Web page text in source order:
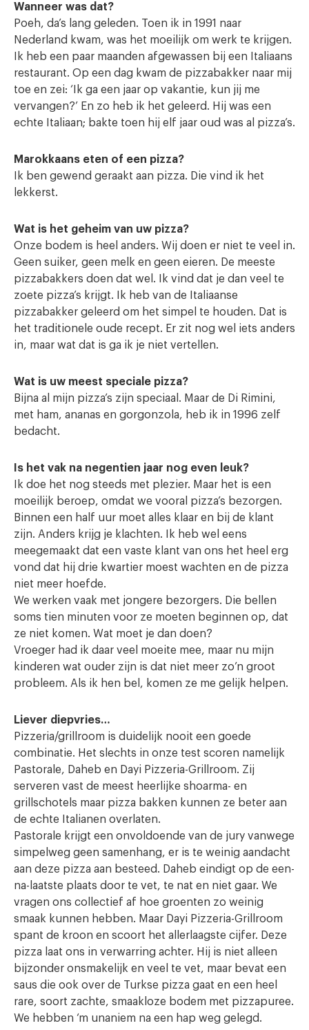
Wanneer was dat?
Poeh, da’s lang geleden. Toen ik in 1991 naar
Nederland kwam, was het moeilijk om werk te krijgen.
Ik heb een paar maanden afgewassen bij een Italiaans
restaurant. Op een dag kwam de pizzabakker naar mij
toe en zei: ‘Ik ga een jaar op vakantie, kun jij me
vervangen?’ En zo heb ik het geleerd. Hij was een
echte Italiaan; bakte toen hij elf jaar oud was al pizza’s.
Marokkaans eten of een pizza?
Ik ben gewend geraakt aan pizza. Die vind ik het
lekkerst.
Wat is het geheim van uw pizza?
Onze bodem is heel anders. Wij doen er niet te veel in.
Geen suiker, geen melk en geen eieren. De meeste
pizzabakkers doen dat wel. Ik vind dat je dan veel te
zoete pizza’s krijgt. Ik heb van de Italiaanse
pizzabakker geleerd om het simpel te houden. Dat is
het traditionele oude recept. Er zit nog wel iets anders
in, maar wat dat is ga ik je niet vertellen.
Wat is uw meest speciale pizza?
Bijna al mijn pizza’s zijn speciaal. Maar de Di Rimini,
met ham, ananas en gorgonzola, heb ik in 1996 zelf
bedacht.
Is het vak na negentien jaar nog even leuk?
Ik doe het nog steeds met plezier. Maar het is een
moeilijk beroep, omdat we vooral pizza’s bezorgen.
Binnen een half uur moet alles klaar en bij de klant
zijn. Anders krijg je klachten. Ik heb wel eens
meegemaakt dat een vaste klant van ons het heel erg
vond dat hij drie kwartier moest wachten en de pizza
niet meer hoefde.
We werken vaak met jongere bezorgers. Die bellen
soms tien minuten voor ze moeten beginnen op, dat
ze niet komen. Wat moet je dan doen?
Vroeger had ik daar veel moeite mee, maar nu mijn
kinderen wat ouder zijn is dat niet meer zo’n groot
probleem. Als ik hen bel, komen ze me gelijk helpen.
Liever diepvries…
Pizzeria/grillroom is duidelijk nooit een goede
combinatie. Het slechts in onze test scoren namelijk
Pastorale, Daheb en Dayi Pizzeria-Grillroom. Zij
serveren vast de meest heerlijke shoarma- en
grillschotels maar pizza bakken kunnen ze beter aan
de echte Italianen overlaten.
Pastorale krijgt een onvoldoende van de jury vanwege
simpelweg geen samenhang, er is te weinig aandacht
aan deze pizza aan besteed. Daheb eindigt op de een-
na-laatste plaats door te vet, te nat en niet gaar. We
vragen ons collectief af hoe groenten zo weinig
smaak kunnen hebben. Maar Dayi Pizzeria-Grillroom
spant de kroon en scoort het allerlaagste cijfer. Deze
pizza laat ons in verwarring achter. Hij is niet alleen
bijzonder onsmakelijk en veel te vet, maar bevat een
saus die ook over de Turkse pizza gaat en een heel
rare, soort zachte, smaakloze bodem met pizzapuree.
We hebben ‘m unaniem na een hap weg gelegd.